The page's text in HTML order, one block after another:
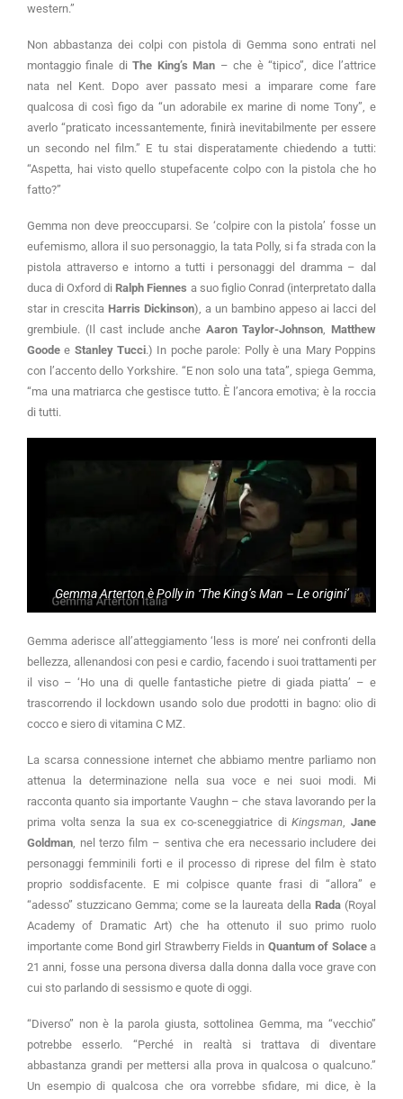
western.”
Non abbastanza dei colpi con pistola di Gemma sono entrati nel
montaggio finale diThe King’s Man – che è “tipico”, dice l’attrice
nata nel Kent. Dopo aver passato mesi a imparare come fare
qualcosa di così figo da “un adorabile ex marine di nome Tony”, e
averlo “praticato incessantemente, finirà inevitabilmente per essere
un secondo nel film.” E tu stai disperatamente chiedendo a tutti:
“Aspetta, hai visto quello stupefacente colpo con la pistola che ho
fatto?”
Gemma non deve preoccuparsi. Se ‘colpire con la pistola’ fosse un
eufemismo, allora il suo personaggio, la tata Polly, si fa strada con la
pistola attraverso e intorno a tutti i personaggi del dramma – dal
duca di Oxford di Ralph Fiennes a suo figlio Conrad (interpretato dalla
star in crescita Harris Dickinson), a un bambino appeso ai lacci del
grembiule. (Il cast include anche Aaron Taylor-Johnson
Matthew
Goode e Stanley Tucci.) In poche parole: Polly è una Mary Poppins
con l’accento dello Yorkshire. “E non solo una tata”, spiega Gemma,
“ma una matriarca che gestisce tutto. È l’ancora emotiva; è la roccia
di tutti.
Gemma Arterton è Polly in ‘The King’s Man – Le origini’
Gemma aderisce all’atteggiamento ‘less is more’ nei confronti della
bellezza, allenandosi con pesi e cardio, facendo i suoi trattamenti per
il viso – ‘Ho una di quelle fantastiche pietre di giada piatta’ – e
trascorrendo il lockdown usando solo due prodotti in bagno: olio di
cocco e siero di vitamina C MZ.
La scarsa connessione internet che abbiamo mentre parliamo non
attenua la determinazione nella sua voce e nei suoi modi. Mi
racconta quanto sia importante Vaughn – che stava lavorando per la
prima volta senza la sua ex co-sceneggiatrice diKingsman,Jane
Goldman, nel terzo film – sentiva che era necessario includere dei
personaggi femminili forti e il processo di riprese del film è stato
proprio soddisfacente. E mi colpisce quante frasi di “allora” e
“adesso” stuzzicano Gemma; come se la laureata della Rada (Royal
Academy of Dramatic Art) che ha ottenuto il suo primo ruolo
importante come Bond girl Strawberry Fields in Quantum of Solacea
21 anni, fosse una persona diversa dalla donna dalla voce grave con
cui sto parlando di sessismo e quote di oggi.
“Diverso” non è la parola giusta, sottolinea Gemma, ma “vecchio”
potrebbe esserlo. “Perché in realtà si trattava di diventare
abbastanza grandi per mettersi alla prova in qualcosa o qualcuno.”
Un esempio di qualcosa che ora vorrebbe sfidare, mi dice, è la